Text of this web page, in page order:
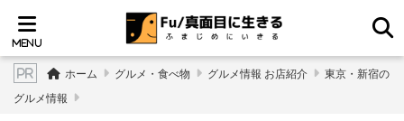
ホーム グルメ・食べ物 グルメ情報 お店紹介 東京・新宿の
グルメ情報